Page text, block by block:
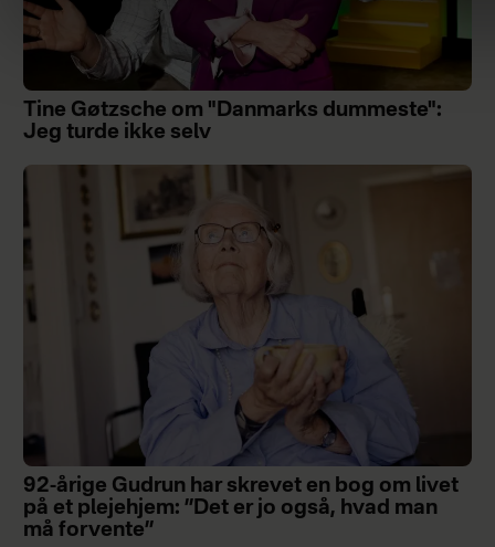
Tine Gøtzsche om "Danmarks dummeste":
Jeg turde ikke selv
92-årige Gudrun har skrevet en bog om livet
på et plejehjem: ”Det er jo også, hvad man
må forvente”